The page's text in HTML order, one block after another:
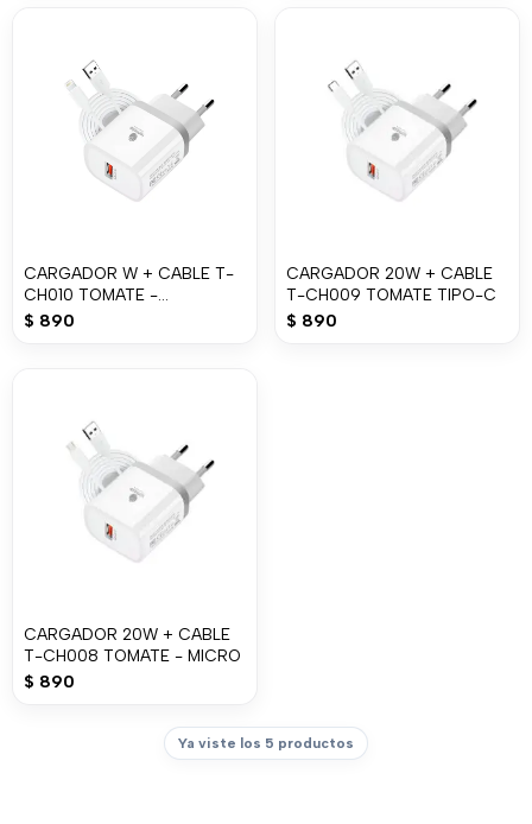
CARGADOR W + CABLE T-
CH010 TOMATE -
LIGHTNING
$ 890
CARGADOR 20W + CABLE
T-CH009 TOMATE TIPO-C
$ 890
CARGADOR 20W + CABLE
T-CH008 TOMATE - MICRO
$ 890
Ya viste los 5 productos